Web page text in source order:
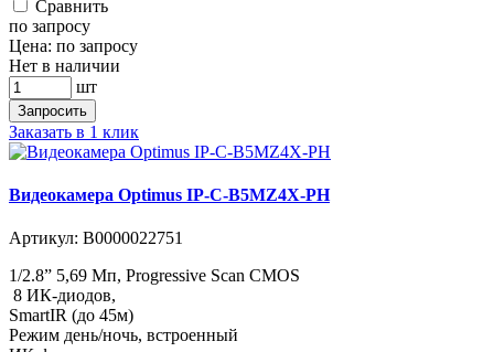
Cравнить
по запросу
Цена: по запросу
Нет в наличии
шт
Запросить
Заказать в 1 клик
Видеокамера Optimus IP-C-B5MZ4X-PH
Артикул: В0000022751
1/2.8” 5,69 Мп, Progressive Scan CMOS
8 ИК-диодов,
SmartIR (до 45м)
Режим день/ночь, встроенный